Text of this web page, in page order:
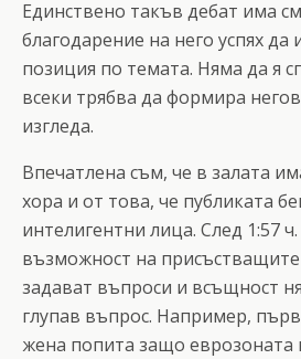
Единствено такъв дебат има
благодарение на него успях да
позиция по темата. Няма да я
всеки трябва да формира
изгледа.
Впечатлена съм, че в залата
хора и от това, че публиката
интелигентни лица. След 1:57
възможност на присъстващите
задават въпроси и всъщност
глупав въпрос. Например,
жена попита защо еврозоната